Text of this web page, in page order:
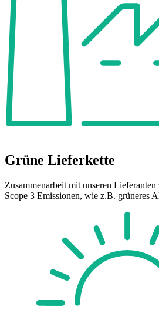
Grüne Lieferkette
Zusammenarbeit mit unseren
Scope 3 Emissionen, wie z.B. grüneres